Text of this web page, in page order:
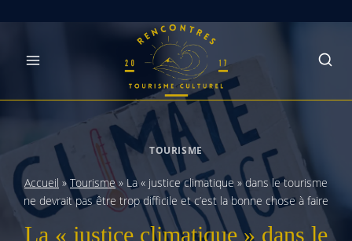
TOURISME
Accueil »Tourisme»La « justice climatique » dans le tourisme
ne devrait pas être trop difficile et c’est la bonne chose à faire
La « justice climatique » dans le